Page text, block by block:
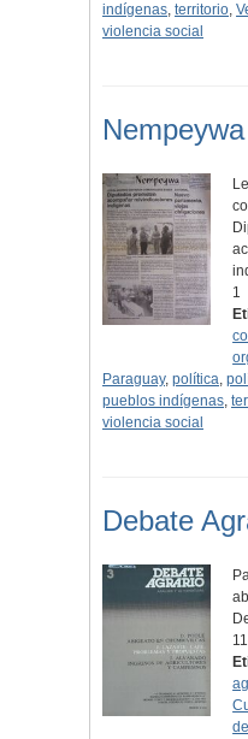
indígenas, territorio,
violencia social
1
Paraguay, política,
pueblos indígenas,
violencia social
Debate